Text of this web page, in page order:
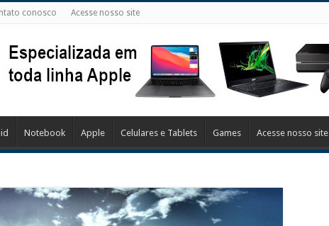
conosco Acesse nosso site
Notebook Apple Celulares e Tablets Games Acesse nosso site